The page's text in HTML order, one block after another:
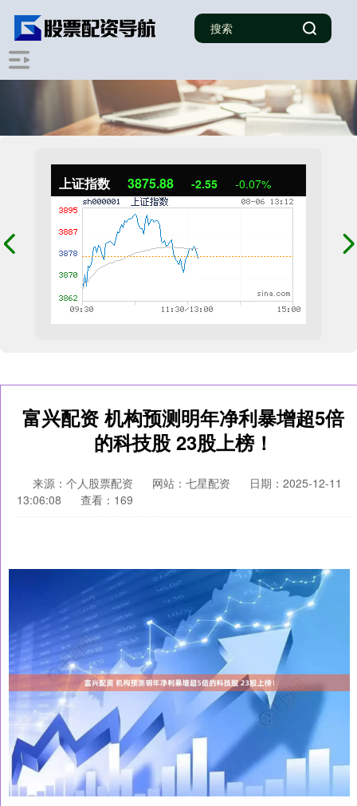
上证指数 3875.88 -2.55 -0.07%
富兴配资 机构预测明年净利暴增超5倍
的科技股 23股上榜！
来源：个人股票配资 网站：七星配资
日期：2025-12-11
13:06:08
查看：169